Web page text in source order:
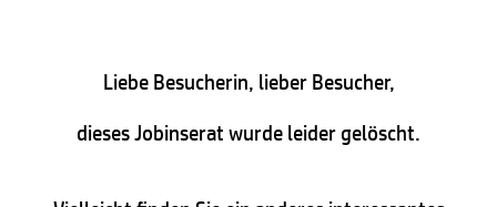
Liebe Besucherin, lieber Besucher,
dieses Jobinserat wurde leider gelöscht.